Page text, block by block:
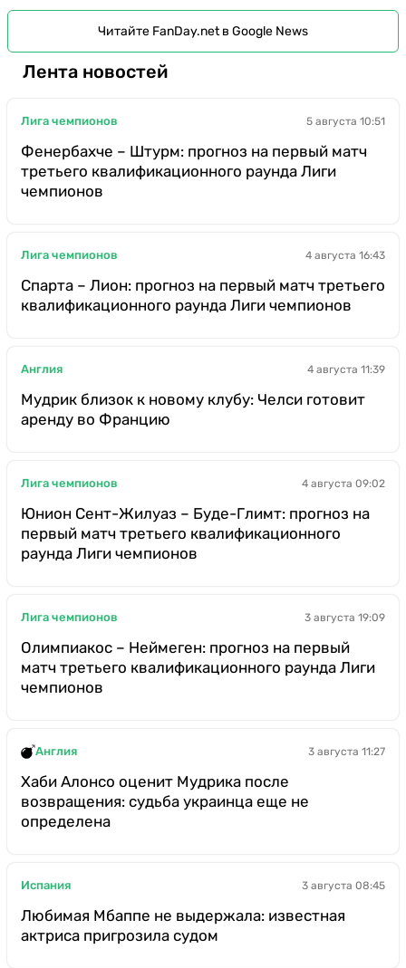
Читайте FanDay.net в Google News
Лента новостей
Лига чемпионов 5 августа 10:51
Фенербахче – Штурм: прогноз на первый матч
третьего квалификационного раунда Лиги
чемпионов
Лига чемпионов 4 августа 16:43
Спарта – Лион: прогноз на первый матч третьего
квалификационного раунда Лиги чемпионов
Англия 4 августа 11:39
Мудрик близок к новому клубу: Челси готовит
аренду во Францию
Лига чемпионов 4 августа 09:02
Юнион Сент-Жилуаз – Буде-Глимт: прогноз на
первый матч третьего квалификационного
раунда Лиги чемпионов
Лига чемпионов 3 августа 19:09
Олимпиакос – Неймеген: прогноз на первый
матч третьего квалификационного раунда Лиги
чемпионов
Англия 3 августа 11:27
Хаби Алонсо оценит Мудрика после
возвращения: судьба украинца еще не
определена
Испания 3 августа 08:45
Любимая Мбаппе не выдержала: известная
актриса пригрозила судом